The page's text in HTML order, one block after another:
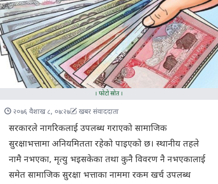
। फोटो स्रोत ।
२०७६ वैशाख ८, ०७:२७ खबर संवाददाता
सरकारले नागरिकलाई उपलब्ध गराएको सामाजिक
सुरक्षाभत्तामा अनियमितता रहेको पाइएको छ। स्थानीय तहले
नामै नभएका, मृत्यु भइसकेका तथा कुनै विवरण नै नभएकालाई
समेत सामाजिक सुरक्षा भत्ताका नाममा रकम खर्च उपलब्ध